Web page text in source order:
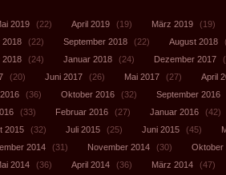
2019 (22) April 2019 (19) März 2019 (19)
2018
(22) September 2018 (22) August 2018
2018
(24) Januar 2018 (24) Dezember 2017
(20) Juni 2017 (26) Mai 2017 (27) April
(36) Oktober 2016 (32) September 2016
(33) Februar 2016 (27) Januar 2016 (42)
2015
(32) Juli 2015 (25) Juni 2015 (45)
2014
(31) November 2014 (30) Oktober
2014
(36) April 2014 (36) März 2014 (47)